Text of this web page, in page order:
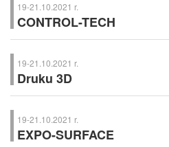
19-21.10.2021 r.
CONTROL-TECH
CONTROL-TECH– Targi
Badań Nieniszczących, Kielce
19-21.10.2021 r.
Druku 3D
Druku 3D, Kielce
19-21.10.2021 r.
EXPO-SURFACE